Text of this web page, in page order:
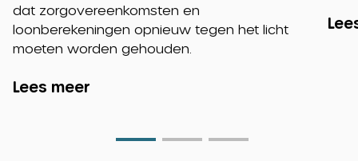
dat zorgovereenkomsten en
loonberekeningen opnieuw tegen het licht
moeten worden gehouden.
Lees meer